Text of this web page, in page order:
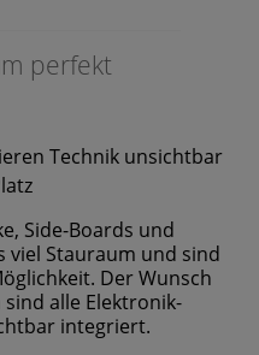
perfekt
Technik unsichtbar
Side-Boards und
viel Stauraum und sind
Der Wunsch
alle Elektronik-
integriert.